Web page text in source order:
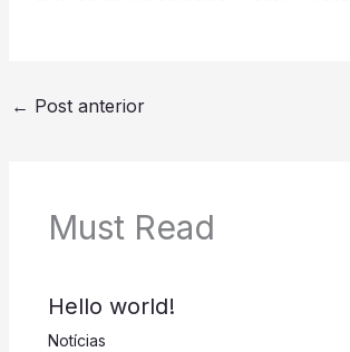
← Post anterior
Must Read
Hello world!
Notícias